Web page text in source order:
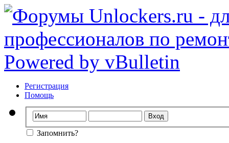
Регистрация
Помощь
Запомнить?